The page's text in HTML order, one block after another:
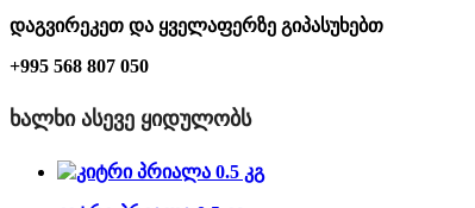
დაგვირეკეთ და ყველაფერზე გიპასუხებთ
+995 568 807 050
ᲮᲐᲚᲮᲘ ᲐᲡᲔᲕᲔ ᲧᲘᲓᲣᲚᲝᲑᲡ